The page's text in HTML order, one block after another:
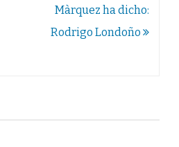
Màrquez ha dicho:
Rodrigo Londoño